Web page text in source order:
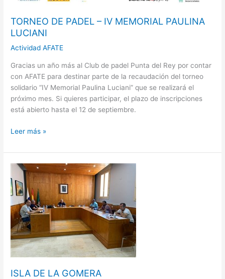
TORNEO DE PADEL – IV MEMORIAL PAULINA
LUCIANI
Actividad AFATE
Gracias un año más al Club de padel Punta del Rey por contar
con AFATE para destinar parte de la recaudación del torneo
solidario “IV Memorial Paulina Luciani” que se realizará el
próximo mes. Si quieres participar, el plazo de inscripciones
está abierto hasta el 12 de septiembre.
Leer más »
ISLA DE LA GOMERA
ISLA
DE
LA
GOMERA